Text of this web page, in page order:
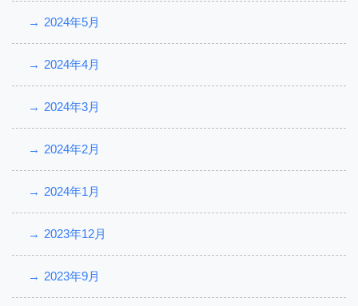
2024年5月
2024年4月
2024年3月
2024年2月
2024年1月
2023年12月
2023年9月